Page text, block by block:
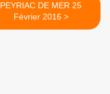
PEYRIAC DE MER 25
Février 2016 >